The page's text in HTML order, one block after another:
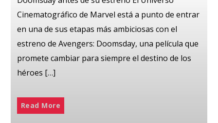
Cinematográfico de Marvel está a punto de entrar
en una de sus etapas más ambiciosas con el
estreno de Avengers: Doomsday, una película que
promete cambiar para siempre el destino de los
héroes […]
Read More